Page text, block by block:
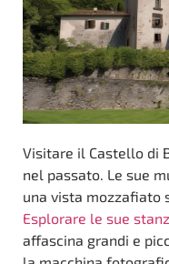
Visitare il Castello di
nel passato. Le sue
una vista mozzafiato
Esplorare le sue
affascina grandi e